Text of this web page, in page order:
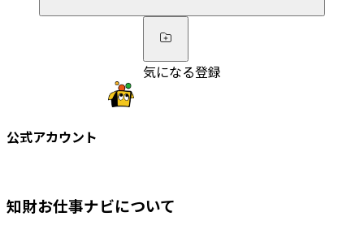
気になる登録
公式アカウント
知財お仕事ナビについて